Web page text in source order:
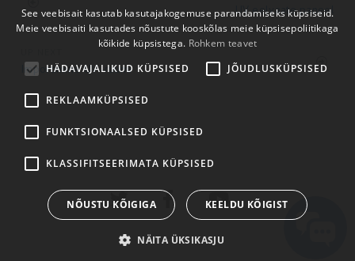
UV eelvaate paneel
Importimine UV -ruumi
ENGLISH
ESTONIAN
FINNISH
See veebisait kasutab kasutajakogemuse parandamiseks küpsiseid.
Meie veebisaiti kasutades nõustute kooskõlas meie küpsisepoliitikaga
kõikide küpsistega. Rohkem teavet
HÄDAVAJALIKUD KÜPSISED
JÕUDLUSKÜPSISED
REKLAAMKÜPSISED
FUNKTSIONAALSED KÜPSISED
KLASSIFITSEERIMATA KÜPSISED
NÕUSTU KÕIGIGA KEELDU KÕIGIST
NÄITA ÜKSIKASJU